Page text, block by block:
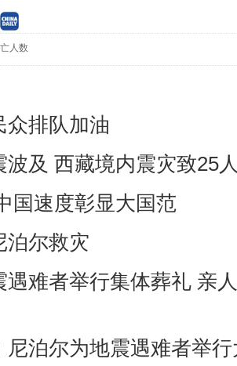
人数
众排队加油
波及 西藏境内震灾致25
国速度彰显大国范
泊尔救灾
遇难者举行集体葬礼 亲
尼泊尔为地震遇难者举